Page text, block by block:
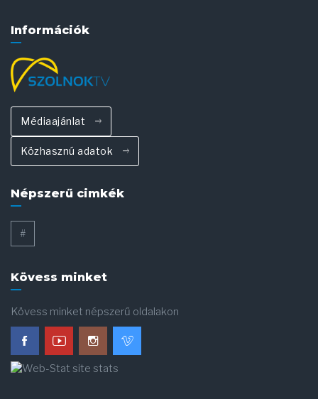
Információk
Médiaajánlat
Közhasznú adatok
Népszerű cimkék
#
Kövess minket
Kövess minket népszerű oldalakon